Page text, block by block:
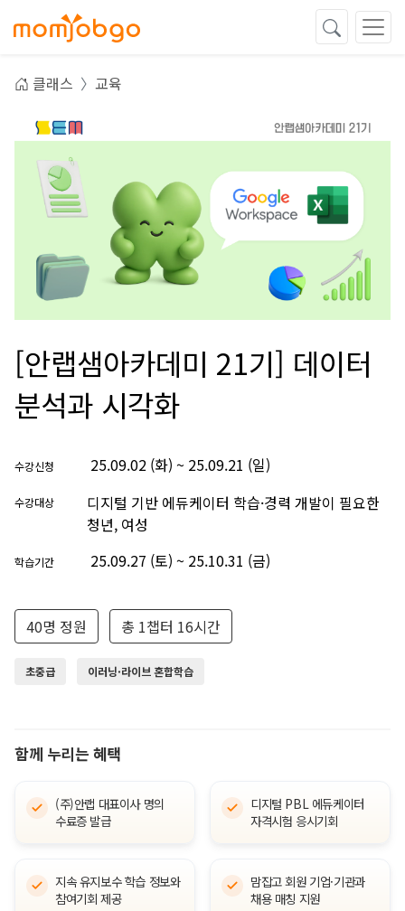
클래스 교육
[안랩샘아카데미 21기] 데이터
분석과 시각화
수강신청 25.09.02 (화) ~ 25.09.21 (일)
수강대상
디지털 기반 에듀케이터 학습·경력 개발이 필요한
청년, 여성
학습기간 25.09.27 (토) ~ 25.10.31 (금)
40명 정원 총 1챕터 16시간
초중급 이러닝·라이브 혼합학습
함께 누리는 혜택
(주)안랩 대표이사 명의
수료증 발급
디지털 PBL 에듀케이터
자격시험 응시기회
지속 유지보수 학습 정보와
참여기회 제공
맘잡고 회원 기업·기관과
채용 매칭 지원